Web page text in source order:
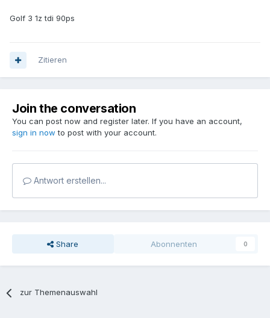
Golf 3 1z tdi 90ps
Zitieren
Join the conversation
You can post now and register later. If you have an account,
sign in now to post with your account.
Antwort erstellen...
Share Abonnenten 0
zur Themenauswahl